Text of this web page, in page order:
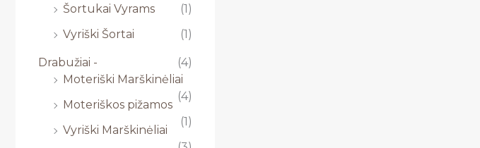
Šortukai Vyrams
(1)
Vyriški Šortai
(1)
Drabužiai -
(4)
Moteriški Marškinėliai
(4)
Moteriškos pižamos
(1)
Vyriški Marškinėliai